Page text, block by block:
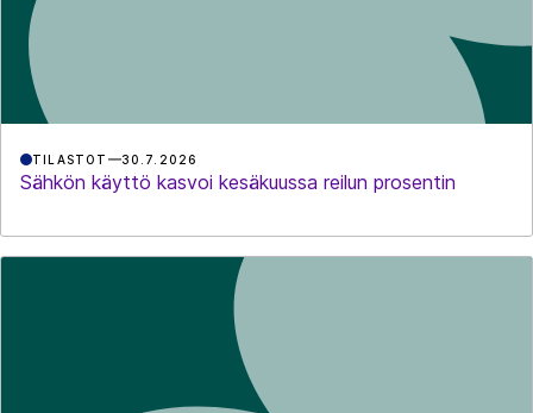
TILASTOT 30.7.2026
Sähkön käyttö kasvoi kesäkuussa reilun prosentin